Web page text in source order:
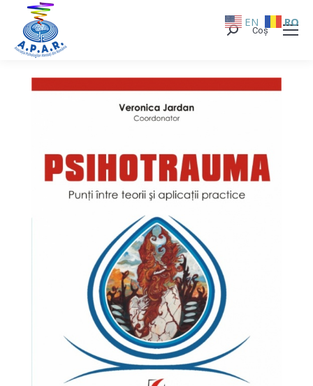
Search:Coș
EN RO